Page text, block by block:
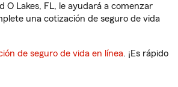
O Lakes, FL, le ayudará a comenzar
una cotización de seguro de vida
de seguro de vida en línea. ¡Es rápido